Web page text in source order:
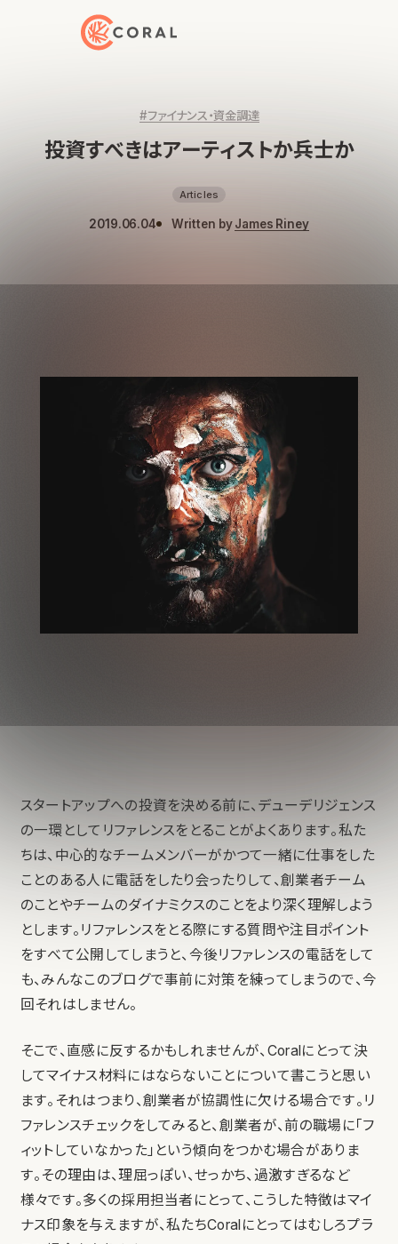
トップページへ戻る
#ファイナンス・資金調達
投資すべきはアーティストか兵士か
Articles
2019.06.04 Written byJames Riney
スタートアップへの投資を決める前に、デューデリジェンス
の一環としてリファレンスをとることがよくあります。私た
ちは、中心的なチームメンバーがかつて一緒に仕事をした
ことのある人に電話をしたり会ったりして、創業者チーム
のことやチームのダイナミクスのことをより深く理解しよう
とします。リファレンスをとる際にする質問や注目ポイント
をすべて公開してしまうと、今後リファレンスの電話をして
も、みんなこのブログで事前に対策を練ってしまうので、今
回それはしません。
そこで、直感に反するかもしれませんが、Coralにとって決
してマイナス材料にはならないことについて書こうと思い
ます。それはつまり、創業者が協調性に欠ける場合です。リ
ファレンスチェックをしてみると、創業者が、前の職場に「フ
ィットしていなかった」という傾向をつかむ場合がありま
す。その理由は、理屈っぽい、せっかち、過激すぎるなど
様々です。多くの採用担当者にとって、こうした特徴はマイ
ナス印象を与えますが、私たちCoralにとってはむしろプラ